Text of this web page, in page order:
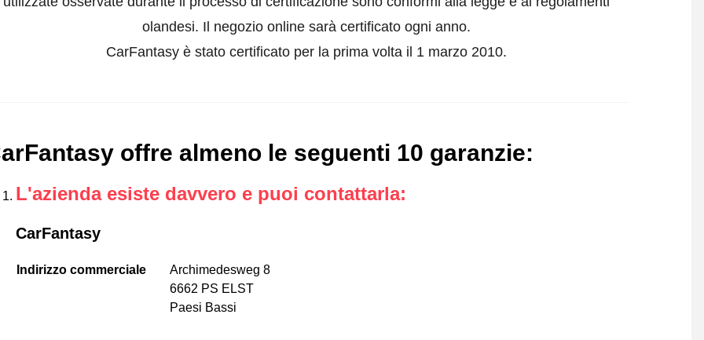
olandesi. Il negozio online sarà certificato ogni anno.
CarFantasy è stato certificato per la prima volta il 1 marzo 2010.
offre almeno le seguenti 10 garanzie:
L'azienda esiste davvero e puoi contattarla:
CarFantasy
Indirizzo commerciale
Archimedesweg 8
6662 PS ELST
Paesi Bassi